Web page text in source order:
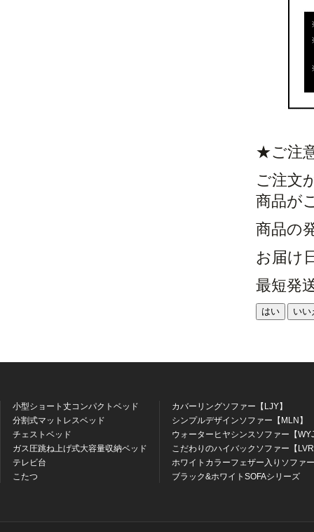
★ご注
ご注文
商品が
商品の
お届け
最短発
はい いい
小型ショート丈コンパクトベッド
分割式マットレスベッド
チェストベッド
ガス圧跳ね上げ式大容量収納ベッド
テレビ台
こたつ
カバーリングソファー【LJY】
シンプルデザインソファー【MLN】
ウォーターヒヤシンスソファー【
こだわりのハイバックソファー【
ホワイトカラーフェザー入りソファ
ブラック&ホワイトSOFAシリーズ